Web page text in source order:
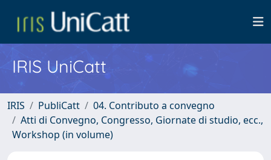
IRIS UniCatt
IRIS PubliCatt
04. Contributo a convegno
Atti di Convegno, Congresso, Giornate di studio, ecc.,
Workshop (in volume)